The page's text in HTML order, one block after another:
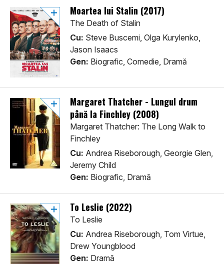
Moartea lui Stalin (2017)
The Death of Stalin
Cu: Steve Buscemi, Olga Kurylenko,
Jason Isaacs
Gen: Biografic, Comedie, Dramă
Margaret Thatcher - Lungul drum
până la Finchley (2008)
Margaret Thatcher: The Long Walk to
Finchley
Cu: Andrea Riseborough, Georgie Glen,
Jeremy Child
Gen: Biografic, Dramă
To Leslie (2022)
To Leslie
Cu: Andrea Riseborough, Tom Virtue,
Drew Youngblood
Gen: Dramă